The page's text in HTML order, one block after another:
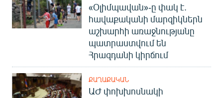
«Օլիմպավան»-ը փակ է.
հավաքականի մարզիկներն
աշխարհի առաջնությանը
պատրաստվում են
Հրազդանի կիրճում
ՔԱՂԱՔԱԿԱՆ
ԱԺ փոխխոսնակի